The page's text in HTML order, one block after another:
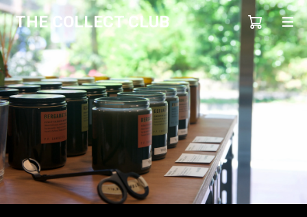
THE COLLECT CLUB